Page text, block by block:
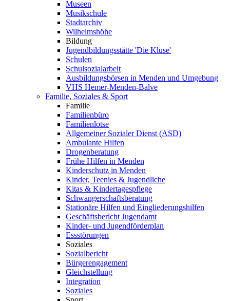
Museen
Musikschule
Stadtarchiv
Wilhelmshöhe
Bildung
Jugendbildungsstätte 'Die Kluse'
Schulen
Schulsozialarbeit
Ausbildungsbörsen in Menden und Umgebung
VHS Hemer-Menden-Balve
Familie, Soziales & Sport
Familie
Familienbüro
Familienlotse
Allgemeiner Sozialer Dienst (ASD)
Ambulante Hilfen
Drogenberatung
Frühe Hilfen in Menden
Kinderschutz in Menden
Kinder, Teenies & Jugendliche
Kitas & Kindertagespflege
Schwangerschaftsberatung
Stationäre Hilfen und Eingliederungshilfen
Geschäftsbericht Jugendamt
Kinder- und Jugendförderplan
Essstörungen
Soziales
Sozialbericht
Bürgerengagement
Gleichstellung
Integration
Soziales